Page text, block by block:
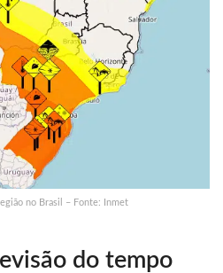
no Brasil – Fonte: Inmet
do tempo